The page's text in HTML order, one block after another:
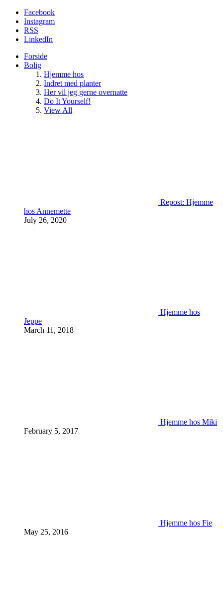
Facebook
Instagram
RSS
LinkedIn
Forside
Bolig
Hjemme hos
Indret med planter
Her vil jeg gerne overnatte
Do It Yourself!
View All
Repost: Hjemme
hos Annemette
July 26, 2020
Hjemme hos
Jeppe
March 11, 2018
Hjemme hos Miki
February 5, 2017
Hjemme hos Fie
May 25, 2016